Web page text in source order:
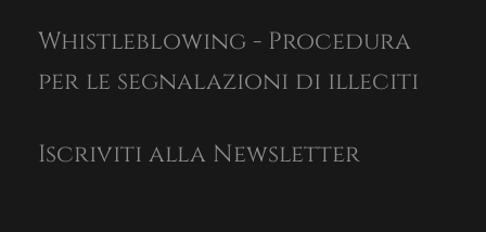
Whistleblowing - Procedura
per le segnalazioni di illeciti
Iscriviti alla Newsletter